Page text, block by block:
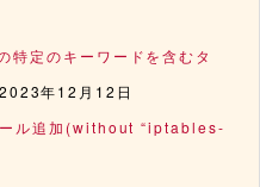
定のキーワードを含むタ
2023年12月12日
ル追加(without “iptables-